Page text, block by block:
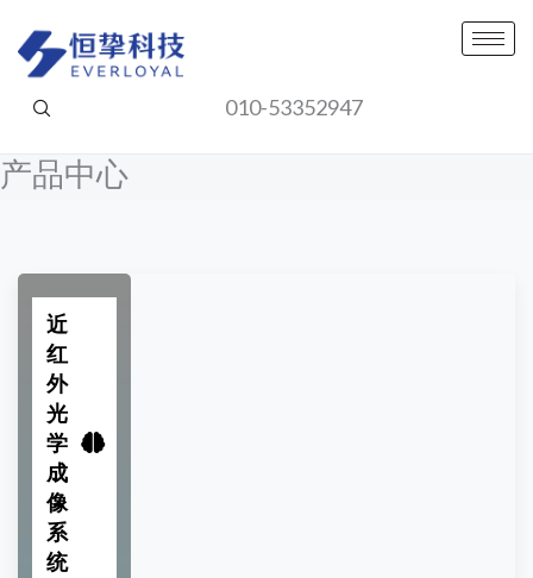
010-53352947
产品中心
近
红
外
光
学
成
像
系
统